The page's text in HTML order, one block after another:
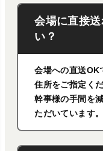
会場に直接
い？
会場への直送OK
住所をご指定くだ
幹事様の手間を
ただいています。